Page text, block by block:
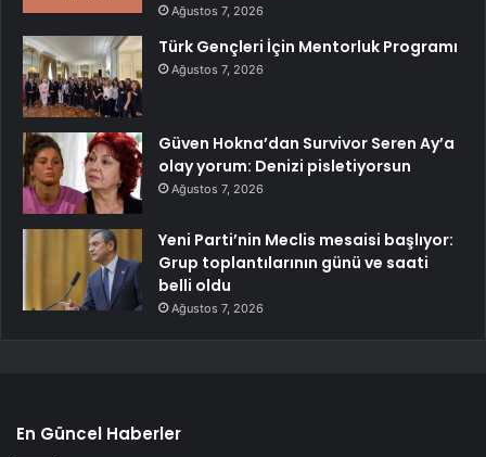
Ağustos 7, 2026
Türk Gençleri İçin Mentorluk Programı
Ağustos 7, 2026
Güven Hokna’dan Survivor Seren Ay’a
olay yorum: Denizi pisletiyorsun
Ağustos 7, 2026
Yeni Parti’nin Meclis mesaisi başlıyor:
Grup toplantılarının günü ve saati
belli oldu
Ağustos 7, 2026
En Güncel Haberler